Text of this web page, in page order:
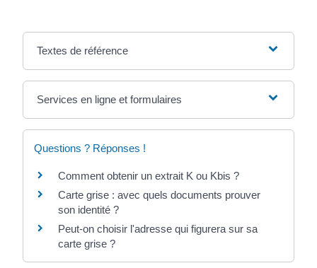
Textes de référence
Services en ligne et formulaires
Questions ? Réponses !
Comment obtenir un extrait K ou Kbis ?
Carte grise : avec quels documents prouver
son identité ?
Peut-on choisir l'adresse qui figurera sur sa
carte grise ?